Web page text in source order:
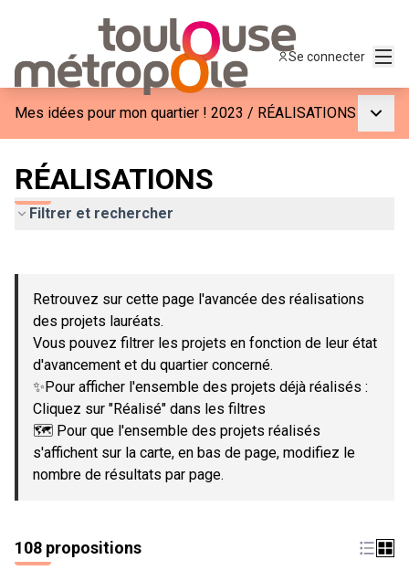
Se connecter
Mes idées pour mon quartier ! 2023 / RÉALISATIONS
RÉALISATIONS
Filtrer et rechercher
−
Retrouvez sur cette page l'avancée des réalisations
des projets lauréats.
Vous pouvez filtrer les projets en fonction de leur état
d'avancement et du quartier concerné.
✨Pour afficher l'ensemble des projets déjà réalisés :
Cliquez sur "Réalisé" dans les filtres
🗺️ Pour que l'ensemble des projets réalisés
s'affichent sur la carte, en bas de page, modifiez le
nombre de résultats par page.
108 propositions